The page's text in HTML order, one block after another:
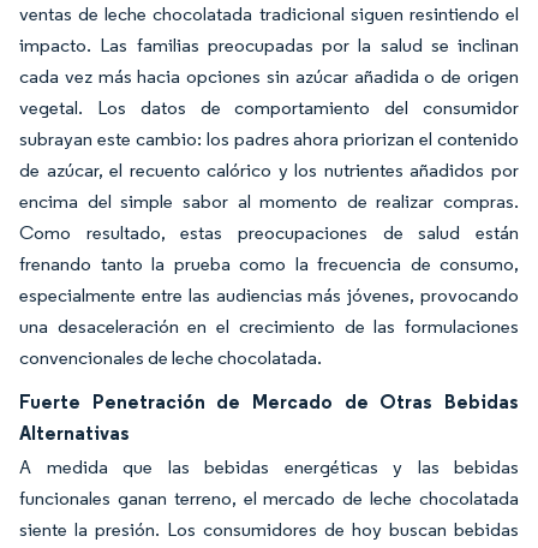
ventas de leche chocolatada tradicional siguen resintiendo el
impacto. Las familias preocupadas por la salud se inclinan
cada vez más hacia opciones sin azúcar añadida o de origen
vegetal. Los datos de comportamiento del consumidor
subrayan este cambio: los padres ahora priorizan el contenido
de azúcar, el recuento calórico y los nutrientes añadidos por
encima del simple sabor al momento de realizar compras.
Como resultado, estas preocupaciones de salud están
frenando tanto la prueba como la frecuencia de consumo,
especialmente entre las audiencias más jóvenes, provocando
una desaceleración en el crecimiento de las formulaciones
convencionales de leche chocolatada.
Fuerte Penetración de Mercado de Otras Bebidas
Alternativas
A medida que las bebidas energéticas y las bebidas
funcionales ganan terreno, el mercado de leche chocolatada
siente la presión. Los consumidores de hoy buscan bebidas